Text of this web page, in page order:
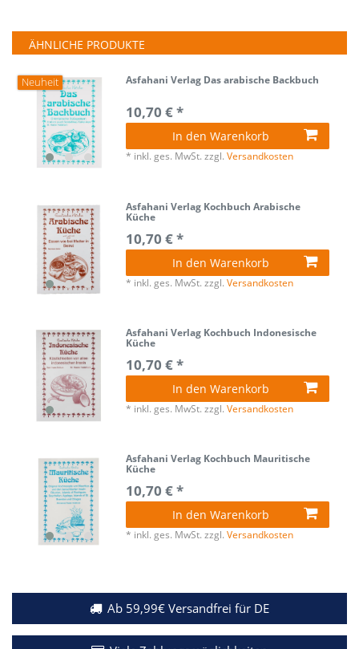
ÄHNLICHE PRODUKTE
Neuheit Asfahani Verlag Das arabische Backbuch
10,70 € *
In den Warenkorb
* inkl. ges. MwSt. zzgl.Versandkosten
Asfahani Verlag Kochbuch Arabische
Küche
10,70 € *
In den Warenkorb
* inkl. ges. MwSt. zzgl.Versandkosten
Asfahani Verlag Kochbuch Indonesische
Küche
10,70 € *
In den Warenkorb
* inkl. ges. MwSt. zzgl.Versandkosten
Asfahani Verlag Kochbuch Mauritische
Küche
10,70 € *
In den Warenkorb
* inkl. ges. MwSt. zzgl.Versandkosten
Ab 59,99€ Versandfrei für DE